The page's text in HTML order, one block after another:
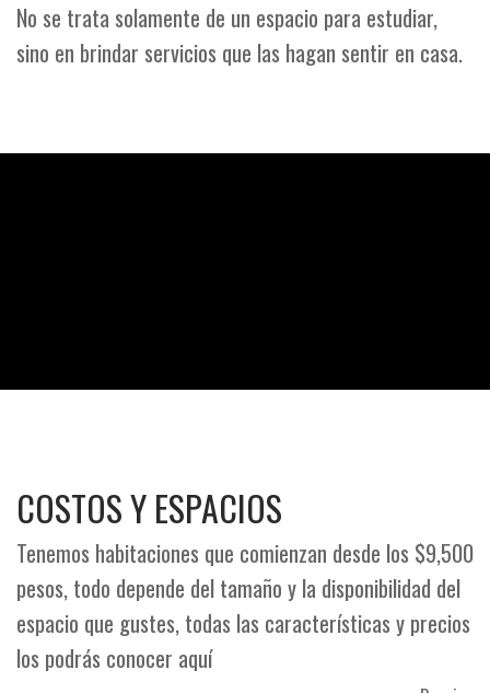
No se trata solamente de un espacio para estudiar,
sino en brindar servicios que las hagan sentir en casa.
COSTOS Y ESPACIOS
Tenemos habitaciones que comienzan desde los $9,500
pesos, todo depende del tamaño y la disponibilidad del
espacio que gustes, todas las características y precios
los podrás conocer aquí